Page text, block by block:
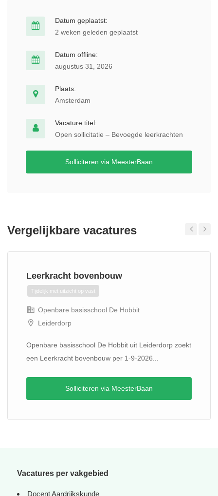
Datum geplaatst:
2 weken geleden geplaatst
Datum offline:
augustus 31, 2026
Plaats:
Amsterdam
Vacature titel:
Open sollicitatie – Bevoegde leerkrachten
Solliciteren via MeesterBaan
Vergelijkbare vacatures
Leerkracht bovenbouw
Tijdelijk met uitzicht op vast
Openbare basisschool De Hobbit
Leiderdorp
Openbare basisschool De Hobbit uit Leiderdorp zoekt
een Leerkracht bovenbouw per 1-9-2026...
Solliciteren via MeesterBaan
Vacatures per vakgebied
Docent Aardrijkskunde